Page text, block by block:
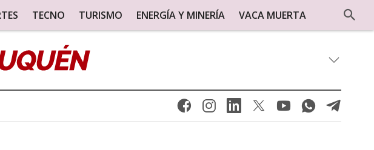
TECNO TURISMO ENERGÍA Y MINERÍA VACA MUERTA